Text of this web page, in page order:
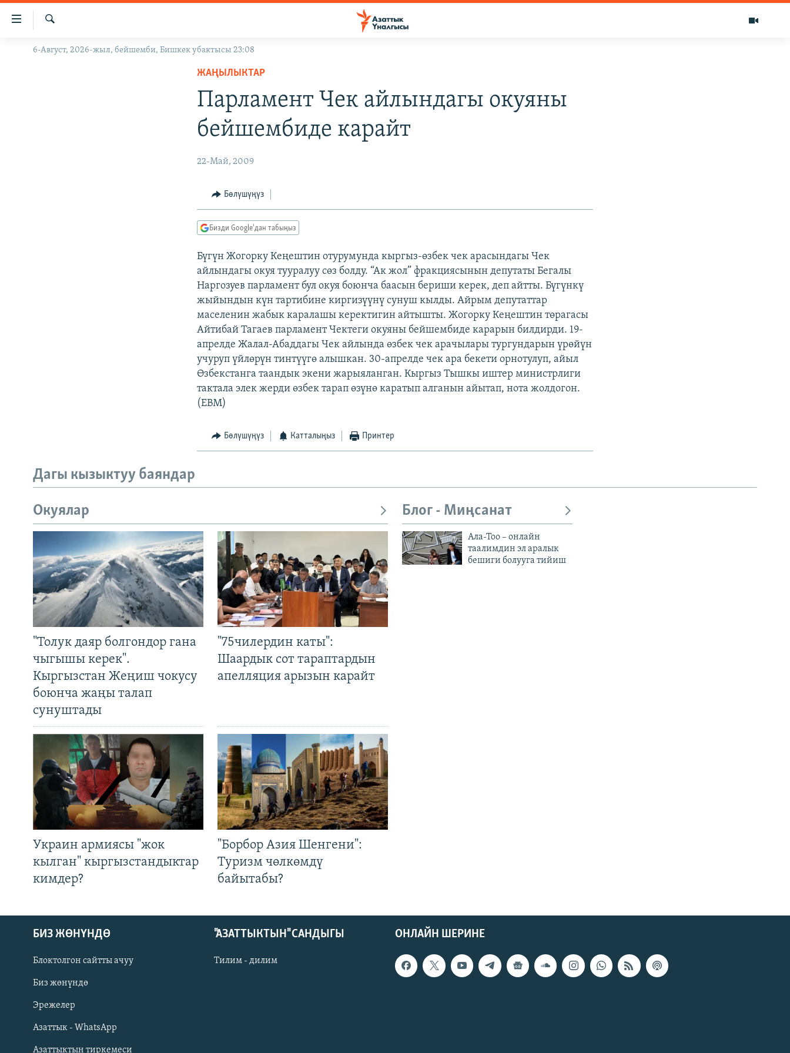
Линктер
Мазмунга
Навигацияга
ЖАҢЫЛЫКТАР
Русский
ОНЛАЙН ШЕРИНЕ
Издөө
6-Август, 2026-жыл, бейшемби, Бишкек убактысы 23:08
ЖАҢЫЛЫКТАР
Парламент Чек айлындагы окуяны
бейшембиде карайт
22-Май, 2009
Бөлүшүңүз
Бизди Google'дан табыңыз
Бүгүн Жогорку Кеңештин отурумунда кыргыз-өзбек чек арасындагы Чек
айлындагы окуя тууралуу сөз болду. “Ак жол” фракциясынын депутаты Бегалы
Наргозуев парламент бул окуя боюнча баасын бериши керек, деп айтты. Бүгүнкү
жыйындын күн тартибине киргизүүнү сунуш кылды. Айрым депутаттар
маселенин жабык каралашы керектигин айтышты. Жогорку Кеңештин төрагасы
Айтибай Тагаев парламент Чектеги окуяны бейшембиде карарын билдирди. 19-
апрелде Жалал-Абаддагы Чек айлында өзбек чек арачылары тургундарын үрөйүн
учуруп үйлөрүн тинтүүгө алышкан. 30-апрелде чек ара бекети орнотулуп, айыл
Өзбекстанга таандык экени жарыяланган. Кыргыз Тышкы иштер министрлиги
тактала элек жерди өзбек тарап өзүнө каратып алганын айытап, нота жолдогон.
(EBM)
Бөлүшүңүз Катталыңыз Принтер
Дагы кызыктуу баяндар
Окуялар
"Толук даяр болгондор гана
чыгышы керек".
Кыргызстан Жеңиш чокусу
боюнча жаңы талап
сунуштады
"75чилердин каты":
Шаардык сот тараптардын
апелляция арызын карайт
Украин армиясы "жок
кылган" кыргызстандыктар
кимдер?
"Борбор Азия Шенгени":
Туризм чөлкөмдү
байытабы?
Блог - Миңсанат
Ала-Тоо – онлайн
таалимдин эл аралык
бешиги болууга тийиш
ОНЛАЙН ШЕРИНЕ
БИЗ ЖӨНҮНДӨ
Блоктолгон сайтты ачуу
Биз жөнүндө
Эрежелер
Азаттык - WhatsApp
Азаттыктын тиркемеси
"АЗАТТЫКТЫН" САНДЫГЫ
Тилим - дилим